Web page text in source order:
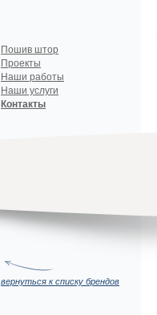
Пошив штор
Проекты
Наши работы
Наши услуги
Контакты
вернуться к списку брендов